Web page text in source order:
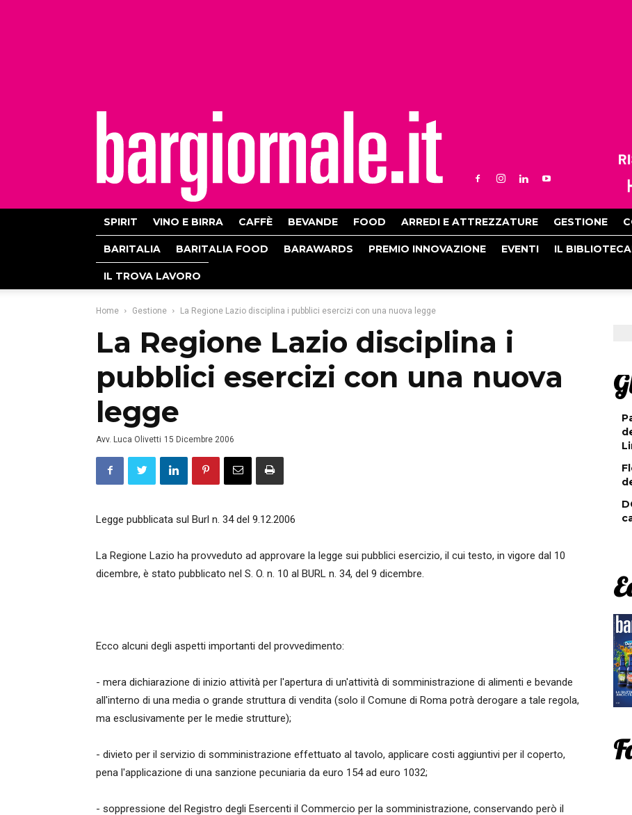
SPIRIT VINO E BIRRA CAFFÈ BEVANDE FOOD ARREDI E ATTREZZATURE GESTIONE
BARITALIA BARITALIA FOOD BARAWARDS PREMIO INNOVAZIONE EVENTI IL
IL TROVA LAVORO
Home Gestione La Regione Lazio disciplina i pubblici esercizi con una nuova legge
La Regione Lazio disciplina i
pubblici esercizi con una nuova
legge
Avv. Luca Olivetti 15 Dicembre 2006
Legge pubblicata sul Burl n. 34 del 9.12.2006
La Regione Lazio ha provveduto ad approvare la legge sui pubblici esercizio, il cui testo, in vigore dal 10
dicembre, è stato pubblicato nel S. O. n. 10 al BURL n. 34, del 9 dicembre.
Ecco alcuni degli aspetti importanti del provvedimento:
- mera dichiarazione di inizio attività per l'apertura di un'attività di somministrazione di alimenti e bevande
all'interno di una media o grande struttura di vendita (solo il Comune di Roma potrà derogare a tale regola,
ma esclusivamente per le medie strutture);
- divieto per il servizio di somministrazione effettuato al tavolo, applicare costi aggiuntivi per il coperto,
pena l'applicazione di una sanzione pecuniaria da euro 154 ad euro 1032;
- soppressione del Registro degli Esercenti il Commercio per la somministrazione, conservando però il